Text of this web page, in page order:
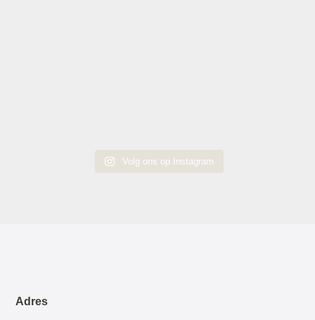
Volg ons op Instagram
Adres